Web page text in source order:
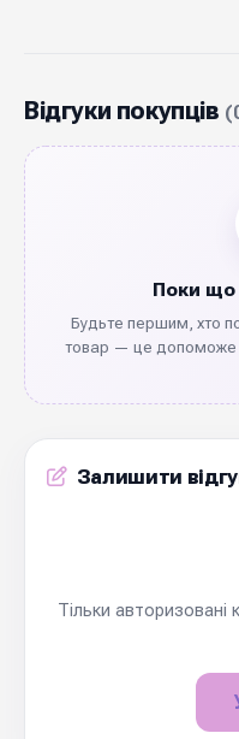
Відгуки покупців
Поки що
Будьте першим, хто
товар — це допоможе
Залишити
Тільки авторизовані